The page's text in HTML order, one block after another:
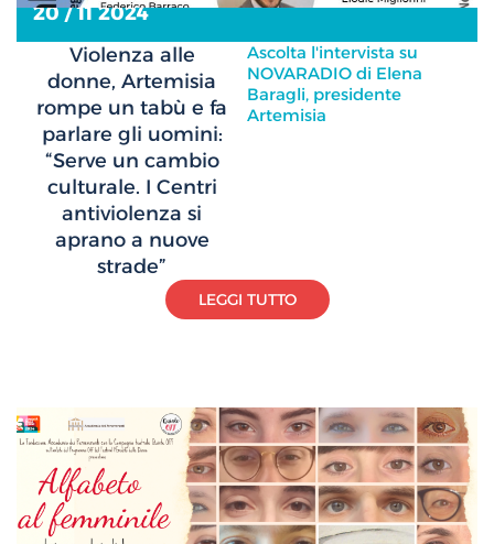
Violenza alle
donne, Artemisia
rompe un tabù e fa
parlare gli uomini:
“Serve un cambio
culturale. I Centri
antiviolenza si
aprano a nuove
strade”
Ascolta l'intervista su
NOVARADIO di Elena
Baragli, presidente
Artemisia
20 / 11 2024
LEGGI TUTTO